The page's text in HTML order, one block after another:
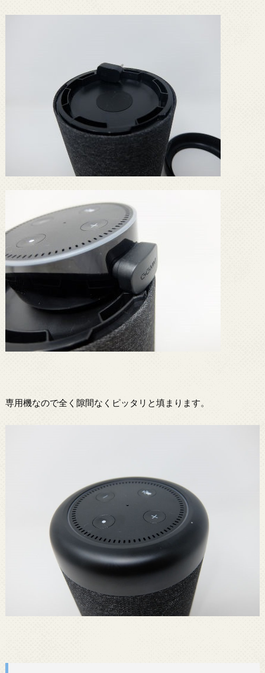
専用機なので全く隙間なくピッタリと填まります。